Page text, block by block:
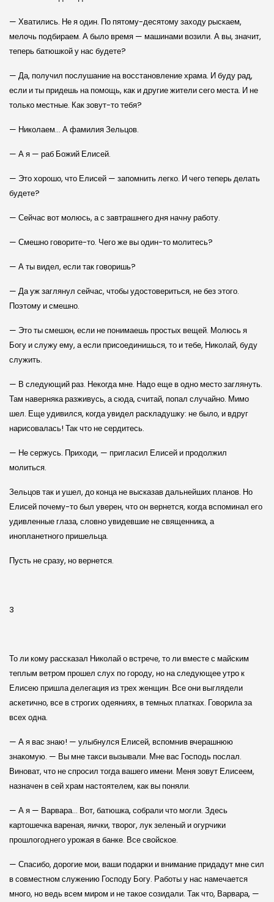
— Хватились. Не я один. По пятому-десятому заходу рыскаем,
мелочь подбираем. А было время — машинами возили. А вы, значит,
теперь батюшкой у нас будете?
— Да, получил послушание на восстановление храма. И буду рад,
если и ты придешь на помощь, как и другие жители сего места. И не
только местные. Как зовут-то тебя?
— Николаем… А фамилия Зельцов.
— А я — раб Божий Елисей.
— Это хорошо, что Елисей — запомнить легко. И чего теперь делать
будете?
— Сейчас вот молюсь, а с завтрашнего дня начну работу.
— Смешно говорите-то. Чего же вы один-то молитесь?
— А ты видел, если так говоришь?
— Да уж заглянул сейчас, чтобы удостовериться, не без этого.
Поэтому и смешно.
— Это ты смешон, если не понимаешь простых вещей. Молюсь я
Богу и служу ему, а если присоединишься, то и тебе, Николай, буду
служить.
— В следующий раз. Некогда мне. Надо еще в одно место заглянуть.
Там наверняка разживусь, а сюда, считай, попал случайно. Мимо
шел. Еще удивился, когда увидел раскладушку: не было, и вдруг
нарисовалась! Так что не сердитесь.
— Не сержусь. Приходи, — пригласил Елисей и продолжил
молиться.
Зельцов так и ушел, до конца не высказав дальнейших планов. Но
Елисей почему-то был уверен, что он вернется, когда вспоминал его
удивленные глаза, словно увидевшие не священника, а
инопланетного пришельца.
Пусть не сразу, но вернется.
3
То ли кому рассказал Николай о встрече, то ли вместе с майским
теплым ветром прошел слух по городу, но на следующее утро к
Елисею пришла делегация из трех женщин. Все они выглядели
аскетично, все в строгих одеяниях, в темных платках. Говорила за
всех одна.
— А я вас знаю! — улыбнулся Елисей, вспомнив вчерашнюю
знакомую. — Вы мне такси вызывали. Мне вас Господь послал.
Виноват, что не спросил тогда вашего имени. Меня зовут Елисеем,
назначен в сей храм настоятелем, как вы поняли.
— А я — Варвара… Вот, батюшка, собрали что могли. Здесь
картошечка вареная, яички, творог, лук зеленый и огурчики
прошлогоднего урожая в банке. Все свойское.
— Спасибо, дорогие мои, ваши подарки и внимание придадут мне сил
в совмест­ном служению Господу Богу. Работы у нас намечается
много, но ведь всем миром и не такое созидали. Так что, Варвара, —